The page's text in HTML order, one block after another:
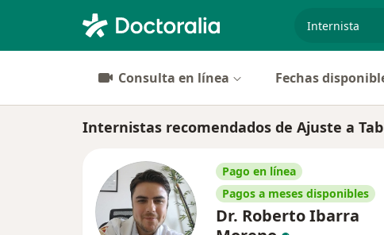
Consulta en línea Fechas
Internistas recomendados de Ajuste a
Pago en línea
Pagos a meses disponibles
Dr. Roberto Ibarra